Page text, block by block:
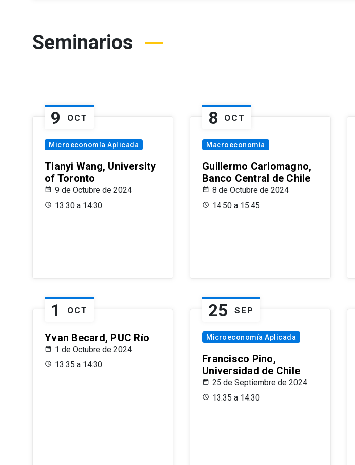
Seminarios
9 OCT
Microeconomía Aplicada
Tianyi Wang, University
of Toronto
9 de Octubre de 2024
13:30 a 14:30
8 OCT
Macroeconomía
Guillermo Carlomagno,
Banco Central de Chile
8 de Octubre de 2024
14:50 a 15:45
1 OCT
Yvan Becard, PUC Río
1 de Octubre de 2024
13:35 a 14:30
25 SEP
Microeconomía Aplicada
Francisco Pino,
Universidad de Chile
25 de Septiembre de 2024
13:35 a 14:30